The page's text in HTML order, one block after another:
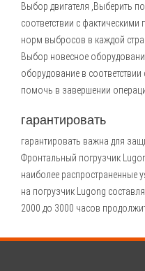
Выбор двигателя ,Выберить
соответствии с
норм выбросов в каждой
Выбор новесное
оборудование в
помочь в завершении
гарантировать
гарантировать важна для
Фронтальный погрузчик
наиболее распространенные
на погрузчик Lugong
2000 до 3000 часов